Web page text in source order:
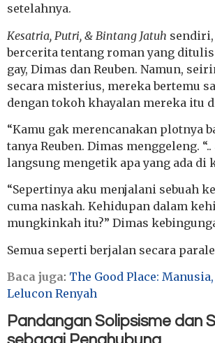
setelahnya.
Kesatria, Putri, & Bintang Jatuh sendiri,
bercerita tentang roman yang
gay, Dimas dan Reuben. Namun,
secara misterius, mereka bertemu
dengan tokoh khayalan mereka itu
“Kamu gak merencanakan plotnya
tanya Reuben. Dimas menggeleng.
langsung mengetik apa yang ada di
“Sepertinya aku menjalani sebuah
cuma naskah. Kehidupan dalam
mungkinkah itu?” Dimas
Semua seperti berjalan secara
Baca juga: The Good Place:
Lelucon Renyah
Pandangan Solipsisme dan